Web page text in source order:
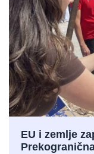
EU i zemlje